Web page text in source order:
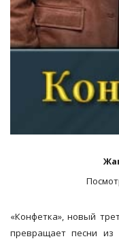
«Конфетка», новый
превращает песни из